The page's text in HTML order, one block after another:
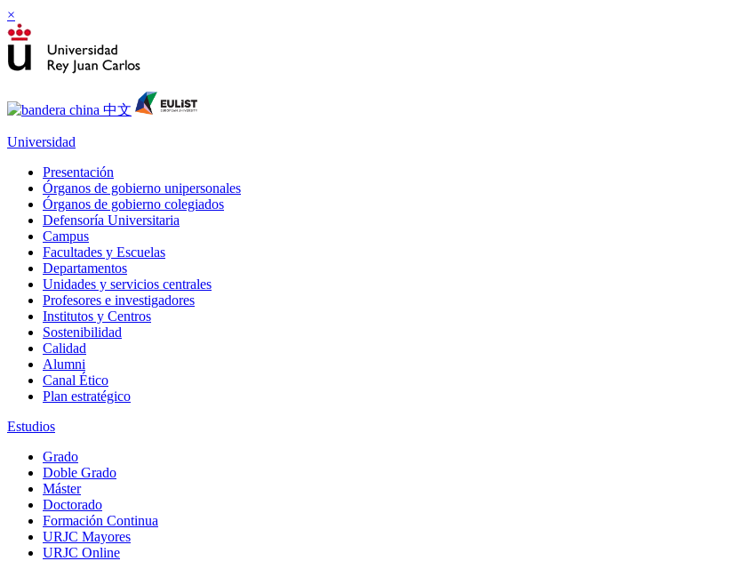
×
Universidad
Presentación
Órganos de gobierno unipersonales
Órganos de gobierno colegiados
Defensoría Universitaria
Campus
Facultades y Escuelas
Departamentos
Unidades y servicios centrales
Profesores e investigadores
Institutos y Centros
Sostenibilidad
Calidad
Alumni
Canal Ético
Plan estratégico
Estudios
Grado
Doble Grado
Máster
Doctorado
Formación Continua
URJC Mayores
URJC Online